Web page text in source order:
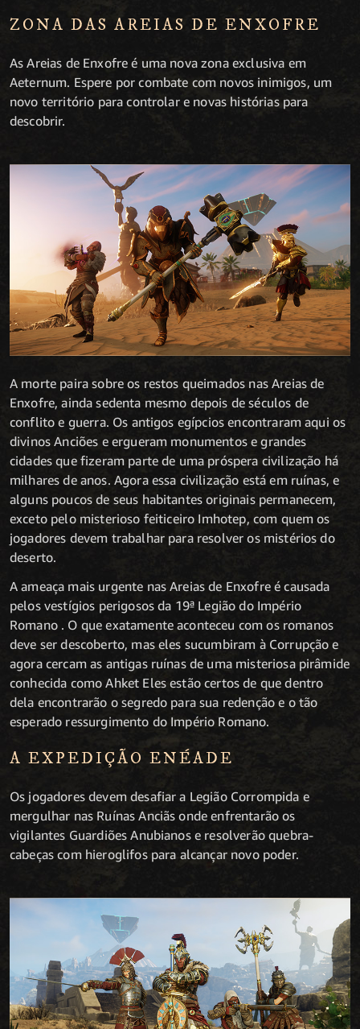
ZONA DAS AREIAS DE ENXOFRE
As Areias de Enxofre é uma nova zona exclusiva em
Aeternum. Espere por combate com novos inimigos, um
novo território para controlar e novas histórias para
descobrir.
A morte paira sobre os restos queimados nas Areias de
Enxofre, ainda sedenta mesmo depois de séculos de
conflito e guerra. Os antigos egípcios encontraram aqui os
divinos Anciões e ergueram monumentos e grandes
cidades que fizeram parte de uma próspera civilização há
milhares de anos. Agora essa civilização está em ruínas, e
alguns poucos de seus habitantes originais permanecem,
exceto pelo misterioso feiticeiro Imhotep, com quem os
jogadores devem trabalhar para resolver os mistérios do
deserto.
A ameaça mais urgente nas Areias de Enxofre é causada
pelos vestígios perigosos da 19ª Legião do Império
Romano . O que exatamente aconteceu com os romanos
deve ser descoberto, mas eles sucumbiram à Corrupção e
agora cercam as antigas ruínas de uma misteriosa pirâmide
conhecida como Ahket Eles estão certos de que dentro
dela encontrarão o segredo para sua redenção e o tão
esperado ressurgimento do Império Romano.
A EXPEDIÇÃO ENÉADE
Os jogadores devem desafiar a Legião Corrompida e
mergulhar nas Ruínas Anciãs onde enfrentarão os
vigilantes Guardiões Anubianos e resolverão quebra-
cabeças com hieroglifos para alcançar novo poder.